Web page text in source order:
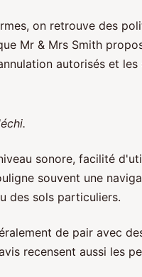
on retrouve des
Mr & Mrs Smith
autorisés et
sonore, facilité
souvent une
des sols particuliers.
de pair avec
recensent aussi les